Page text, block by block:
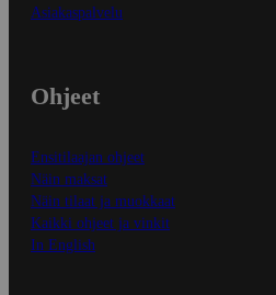
Asiakaspalvelu
Ohjeet
Ensitilaajan ohjeet
Näin maksat
Näin tilaat ja muokkaat
Kaikki ohjeet ja vinkit
In English